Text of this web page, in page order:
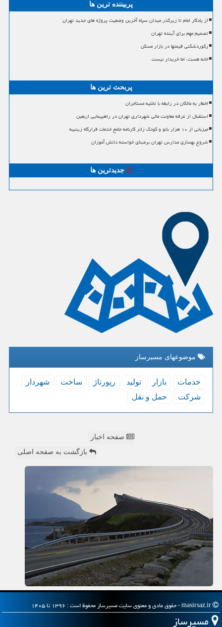
پربیننده ترین ها
از یادگار امام تا زیرگذر میدان سپاه آخرین وضعیت پروژه های جدید تهران
تصمیم مهم برای آینده تهران
رکوردشکنی قیمتها در بازار مسکن
خانه هست، اما خریدار نیست
پربحث ترین ها
اخطار به مالکان در رابطه با تخلیه مستأجران
استقبال از غرفه معاونت مالی شهرداری تهران در راهپیمایی اربعین
میزبانی از ۱۰ هزار بانو و کودک زائر کارنامه جامع خدمات قرارگاه زینبیه
شروع بهسازی مدارس تهران برمبنای خواسته دانش آموزان
جدیدترین ها
موضوعهای مسیرساز
خدمات بازار تولید رپورتاژ ساخت
شهردار
شركت
حمل و نقل
صفحه اخبار
بازگشت به صفحه اصلی
مسیرساز